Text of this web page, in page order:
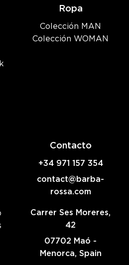
Ropa
Colección MAN
Colección WOMAN
Contacto
+34 971 157 354
contact@barba-
rossa.com
Carrer Ses Moreres,
42
07702 Maó -
Menorca, Spain